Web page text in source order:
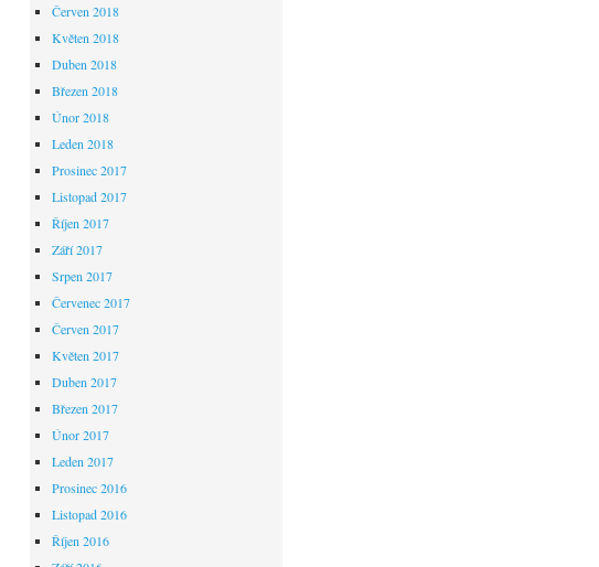
Červen 2018
Květen 2018
Duben 2018
Březen 2018
Únor 2018
Leden 2018
Prosinec 2017
Listopad 2017
Říjen 2017
Září 2017
Srpen 2017
Červenec 2017
Červen 2017
Květen 2017
Duben 2017
Březen 2017
Únor 2017
Leden 2017
Prosinec 2016
Listopad 2016
Říjen 2016